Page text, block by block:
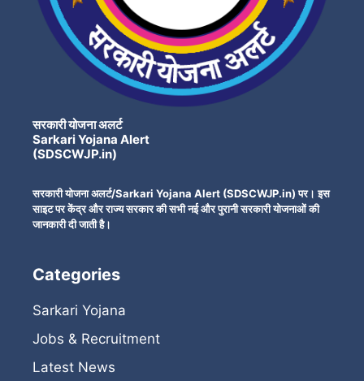
सरकारी योजना अलर्ट
Sarkari Yojana Alert
(SDSCWJP.in)
सरकारी योजना अलर्ट/Sarkari Yojana Alert (SDSCWJP.in) पर। इस
साइट पर केंद्र और राज्य सरकार की सभी नई और पुरानी सरकारी योजनाओं की
जानकारी दी जाती है।
Categories
Sarkari Yojana
Jobs & Recruitment
Latest News